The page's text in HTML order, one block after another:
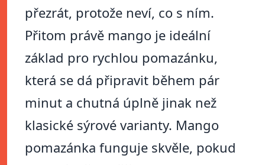
přezrát, protože neví, co s ním.
Přitom právě mango je ideální
základ pro rychlou pomazánku,
která se dá připravit během pár
minut a chutná úplně jinak než
klasické sýrové varianty. Mango
pomazánka funguje skvěle, pokud